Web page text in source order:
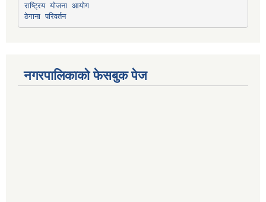
राष्ट्रिय योजना आयोग
ठेगाना परिवर्तन
नगरपालिकाको फेसबुक पेज